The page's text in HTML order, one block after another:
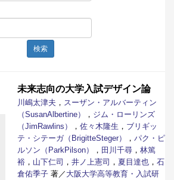
検索
未来志向の大学入試デザイン論
川嶋太津夫 ， スーザン・アルバーティン
（SusanAlbertine）
， ジム・ローリンズ
（JimRawlins）
， 佐々木隆生 ， ブリギッ
テ・シテーガ（BrigitteSteger）
， パク・ピ
ルソン（ParkPilson）
， 田川千尋 ， 林篤
裕 ， 山下仁司 ， 井ノ上憲司 ， 夏目達也 ， 石
倉佑季子 著／ 大阪大学高等教育・入試研